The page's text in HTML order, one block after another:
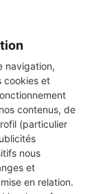
navigation,
cookies et
contenus, de
(particulier
nous
et
en relation.